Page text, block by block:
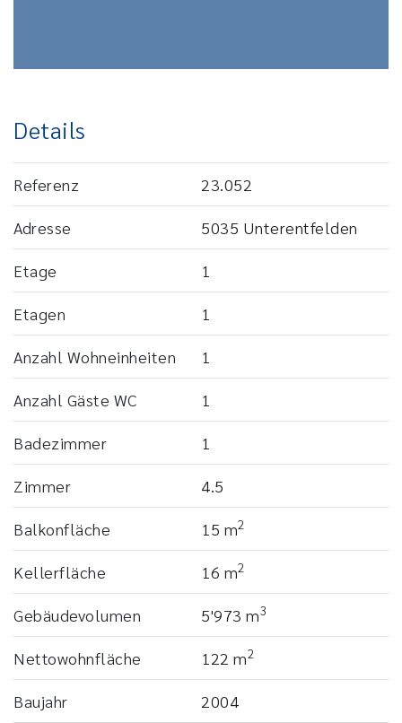
Details
Referenz 23.052
Adresse 5035 Unterentfelden
Etage 1
Etagen 1
Anzahl Wohneinheiten 1
Anzahl Gäste WC 1
Badezimmer 1
Zimmer 4.5
Balkonfläche 15 m2
Kellerfläche 16 m2
Gebäudevolumen 5'973 m3
Nettowohnfläche 122 m2
Baujahr 2004